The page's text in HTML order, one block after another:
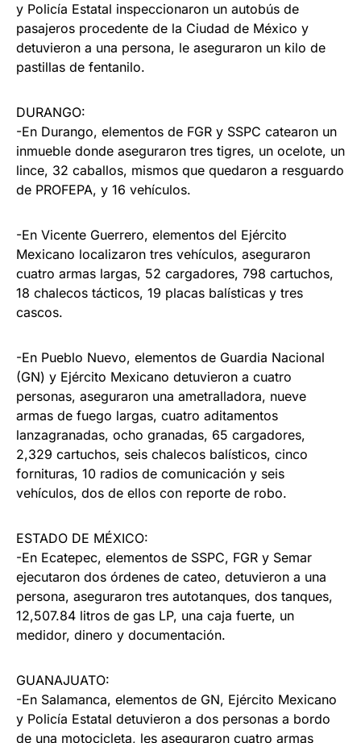
y Policía Estatal inspeccionaron un autobús de
pasajeros procedente de la Ciudad de México y
detuvieron a una persona, le aseguraron un kilo de
pastillas de fentanilo.
DURANGO:
-En Durango, elementos de FGR y SSPC catearon un
inmueble donde aseguraron tres tigres, un ocelote, un
lince, 32 caballos, mismos que quedaron a resguardo
de PROFEPA, y 16 vehículos.
-En Vicente Guerrero, elementos del Ejército
Mexicano localizaron tres vehículos, aseguraron
cuatro armas largas, 52 cargadores, 798 cartuchos,
18 chalecos tácticos, 19 placas balísticas y tres
cascos.
-En Pueblo Nuevo, elementos de Guardia Nacional
(GN) y Ejército Mexicano detuvieron a cuatro
personas, aseguraron una ametralladora, nueve
armas de fuego largas, cuatro aditamentos
lanzagranadas, ocho granadas, 65 cargadores,
2,329 cartuchos, seis chalecos balísticos, cinco
fornituras, 10 radios de comunicación y seis
vehículos, dos de ellos con reporte de robo.
ESTADO DE MÉXICO:
-En Ecatepec, elementos de SSPC, FGR y Semar
ejecutaron dos órdenes de cateo, detuvieron a una
persona, aseguraron tres autotanques, dos tanques,
12,507.84 litros de gas LP, una caja fuerte, un
medidor, dinero y documentación.
GUANAJUATO:
-En Salamanca, elementos de GN, Ejército Mexicano
y Policía Estatal detuvieron a dos personas a bordo
de una motocicleta, les aseguraron cuatro armas